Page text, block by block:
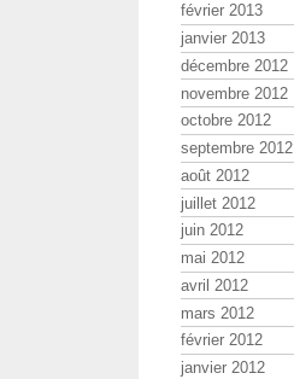
février 2013
janvier 2013
décembre 2012
novembre 2012
octobre 2012
septembre 2012
août 2012
juillet 2012
juin 2012
mai 2012
avril 2012
mars 2012
février 2012
janvier 2012